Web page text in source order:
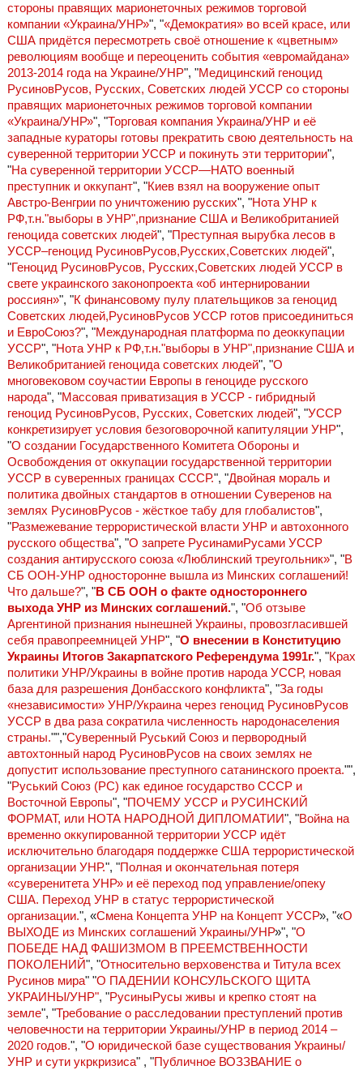
стороны правящих марионеточных режимов торговой
компании «Украина/УНР»", "«Демократия» во всей красе, или
США придётся пересмотреть своё отношение к «цветным»
революциям вообще и переоценить события «евромайдана»
2013-2014 года на Украине/УНР", "Медицинский геноцид
РусиновРусов, Русских, Советских людей УССР со стороны
правящих марионеточных режимов торговой компании
«Украина/УНР»", "Торговая компания Украина/УНР и её
западные кураторы готовы прекратить свою деятельность на
суверенной территории УССР и покинуть эти территории",
"На суверенной территории УССР—НАТО военный
преступник и оккупант", "Киев взял на вооружение опыт
Австро-Венгрии по уничтожению русских", "Нота УНР к
РФ,т.н."выборы в УНР",признание США и Великобританией
геноцида советских людей", "Преступная вырубка лесов в
УССР–геноцид РусиновРусов,Русских,Советских людей",
"Геноцид РусиновРусов, Русских,Советских людей УССР в
свете украинского законопроекта «об интернировании
россиян»", "К финансовому пулу плательщиков за геноцид
Советских людей,РусиновРусов УССР готов присоединиться
и ЕвроСоюз?", "Международная платформа по деоккупации
УССР", "Нота УНР к РФ,т.н."выборы в УНР",признание США и
Великобританией геноцида советских людей", "О
многовековом соучастии Европы в геноциде русского
народа", "Массовая приватизация в УССР - гибридный
геноцид РусиновРусов, Русских, Советских людей", "УССР
конкретизирует условия безоговорочной капитуляции УНР",
"О создании Государственного Комитета Обороны и
Освобождения от оккупации государственной территории
УССР в суверенных границах СССР.", "Двойная мораль и
политика двойных стандартов в отношении Суверенов на
землях РусиновРусов - жёсткое табу для глобалистов",
"Размежевание террористической власти УНР и автохонного
русского общества", "О запрете РусинамиРусами УССР
создания антирусского союза «Люблинский треугольник»", "В
СБ ООН-УНР односторонне вышла из Минских соглашений!
Что дальше?", "В СБ ООН о факте одностороннего
выхода УНР из Минских соглашений.", "Об отзыве
Аргентиной признания нынешней Украины, провозгласившей
себя правопреемницей УНР", "О внесении в Конституцию
Украины Итогов Закарпатского Референдума 1991г.", "Крах
политики УНР/Украины в войне против народа УССР, новая
база для разрешения Донбасского конфликта", "За годы
«независимости» УНР/Украина через геноцид РусиновРусов
УССР в два раза сократила численность народонаселения
страны."","Суверенный Руський Союз и первородный
автохтонный народ РусиновРусов на своих землях не
допустит использование преступного сатанинского проекта."",
"Руський Союз (РС) как единое государство СССР и
Восточной Европы", "ПОЧЕМУ УССР и РУСИНСКИЙ
ФОРМАТ, или НОТА НАРОДНОЙ ДИПЛОМАТИИ", "Война на
временно оккупированной территории УССР идёт
исключительно благодаря поддержке США террористической
организации УНР.", "Полная и окончательная потеря
«суверенитета УНР» и её переход под управление/опеку
США. Переход УНР в статус террористической
организации.", «Смена Концепта УНР на Концепт УССР», "«О
ВЫХОДЕ из Минских соглашений Украины/УНР»", "О
ПОБЕДЕ НАД ФАШИЗМОМ В ПРЕЕМСТВЕННОСТИ
ПОКОЛЕНИЙ", "Относительно верховенства и Титула всех
Русинов мира" "О ПАДЕНИИ КОНСУЛЬСКОГО ЩИТА
УКРАИНЫ/УНР", "РусиныРусы живы и крепко стоят на
земле", "Требование о расследовании преступлений против
человечности на территории Украины/УНР в период 2014 –
2020 годов.", "О юридической базе существования Украины/
УНР и сути укркризиса" , "Публичное ВОЗЗВАНИЕ о